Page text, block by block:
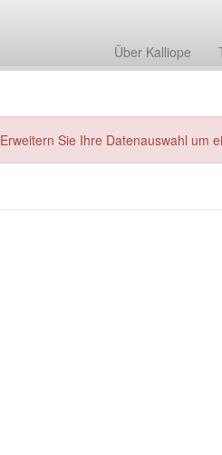
Über Kalliope
Erweitern Sie Ihre Datenauswahl um